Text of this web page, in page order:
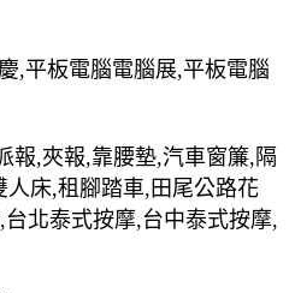
,平板電腦電腦展,平板電腦
報,夾報,靠腰墊,汽車窗簾,隔
床,租腳踏車,田尾公路花
北泰式按摩,台中泰式按摩,